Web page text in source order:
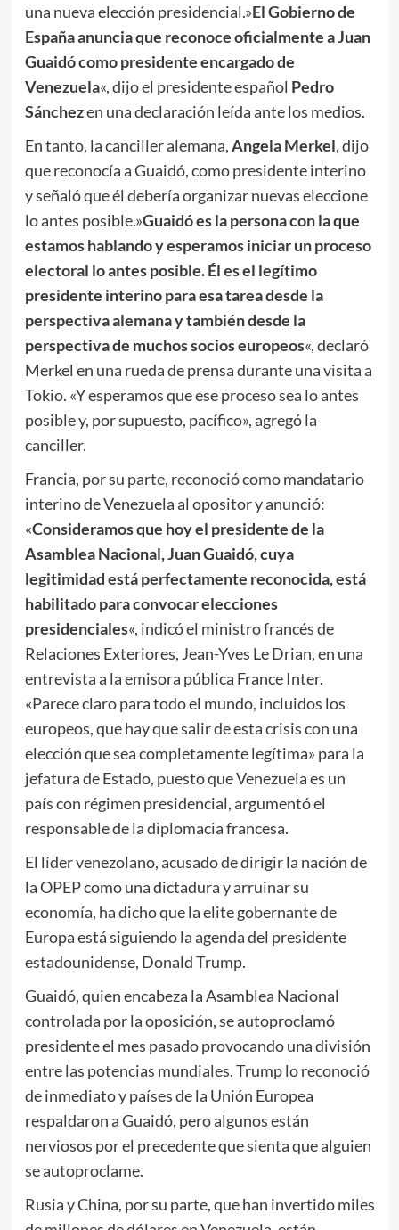
una nueva elección presidencial.»El Gobierno de
España anuncia que reconoce oficialmente a Juan
Guaidó como presidente encargado de
Venezuela«, dijo el presidente español Pedro
Sánchezen una declaración leída ante los medios.
En tanto, la canciller alemana,Angela Merkel, dijo
que reconocía a Guaidó, como presidente interino
y señaló que él debería organizar nuevas eleccione
lo antes posible.»Guaidó es la persona con la que
estamos hablando y esperamos iniciar un proceso
electoral lo antes posible. Él es el legítimo
presidente interino para esa tarea desde la
perspectiva alemana y también desde la
perspectiva de muchos socios europeos«, declaró
Merkel en una rueda de prensa durante una visita a
Tokio. «Y esperamos que ese proceso sea lo antes
posible y, por supuesto, pacífico», agregó la
canciller.
Francia, por su parte, reconoció como mandatario
interino de Venezuela al opositor y anunció:
«Consideramos que hoy el presidente de la
Asamblea Nacional, Juan Guaidó, cuya
legitimidad está perfectamente reconocida, está
habilitado para convocar elecciones
presidenciales«, indicó el ministro francés de
Relaciones Exteriores, Jean-Yves Le Drian, en una
entrevista a la emisora pública France Inter.
«Parece claro para todo el mundo, incluidos los
europeos, que hay que salir de esta crisis con una
elección que sea completamente legítima» para la
jefatura de Estado, puesto que Venezuela es un
país con régimen presidencial, argumentó el
responsable de la diplomacia francesa.
El líder venezolano, acusado de dirigir la nación de
la OPEP como una dictadura y arruinar su
economía, ha dicho que la elite gobernante de
Europa está siguiendo la agenda del presidente
estadounidense, Donald Trump.
Guaidó, quien encabeza la Asamblea Nacional
controlada por la oposición, se autoproclamó
presidente el mes pasado provocando una división
entre las potencias mundiales. Trump lo reconoció
de inmediato y países de la Unión Europea
respaldaron a Guaidó, pero algunos están
nerviosos por el precedente que sienta que alguien
se autoproclame.
Rusia y China, por su parte, que han invertido miles